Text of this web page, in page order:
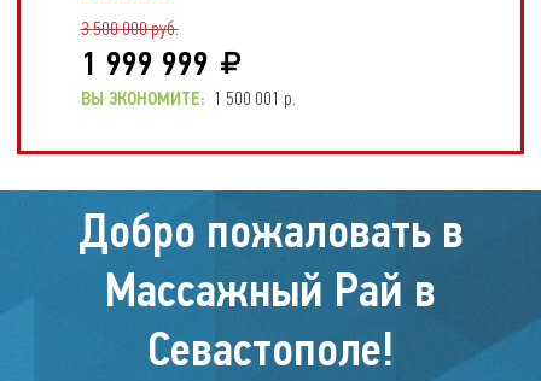
3 500 000 руб.
1 999 999
ВЫ ЭКОНОМИТЕ: 1 500 001 р.
Скидка!
25 %
Добро пожаловать в
Массажный Рай в
Севастополе!